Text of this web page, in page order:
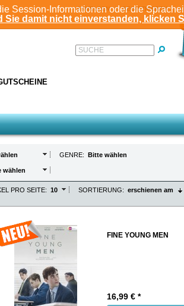
Session-Informationen oder die
Sie damit nicht einverstanden, klicken
ANMELDEN REGISTRIEREN
SUCHE
GENRE: Bitte wählen
wählen
SORTIERUNG: erschienen am
PRO SEITE: 10
FINE YOUNG MEN
16,99 € *